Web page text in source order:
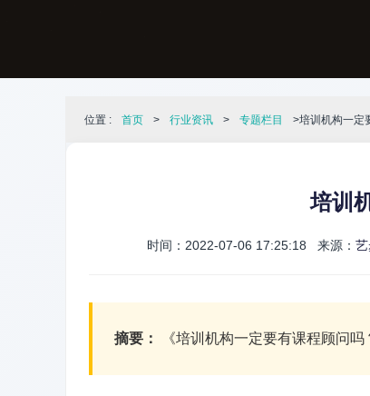
位置 : 首页 > 行业资讯 > 专题栏目 >培训机构一定
培训
时间：2022-07-06 17:25:18 来源：
摘要： 《培训机构一定要有课程顾问